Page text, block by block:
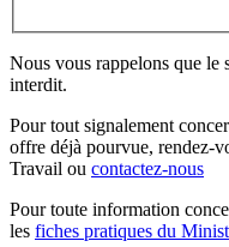
Nous vous rappelons que le
interdit.
Pour tout signalement
offre déjà pourvue, rendez-
Travail ou contactez-nous
Pour toute information
les fiches pratiques du